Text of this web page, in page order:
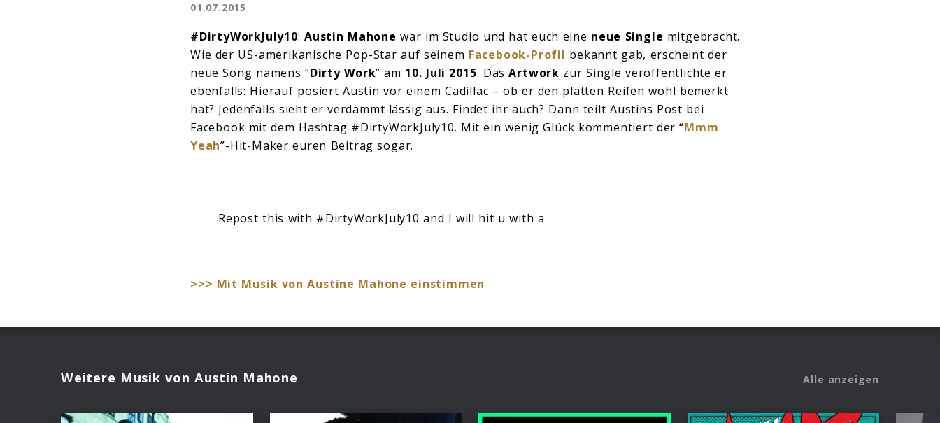
01.07.2015
#DirtyWorkJuly10: Austin Mahone war im Studio und hat euch eine neue Single mitgebracht.
Wie der US-amerikanische Pop-Star auf seinem Facebook-Profil bekannt gab, erscheint der
neue Song namens “Dirty Work” am 10. Juli 2015. Das Artwork zur Single veröffentlichte er
ebenfalls: Hierauf posiert Austin vor einem Cadillac – ob er den platten Reifen wohl bemerkt
hat? Jedenfalls sieht er verdammt lässig aus. Findet ihr auch? Dann teilt Austins Post bei
Facebook mit dem Hashtag #DirtyWorkJuly10. Mit ein wenig Glück kommentiert der “Mmm
Yeah”-Hit-Maker euren Beitrag sogar.
Repost this with #DirtyWorkJuly10 and I will hit u with a
>>> Mit Musik von Austine Mahone einstimmen
Weitere Musik von Austin Mahone Alle anzeigen